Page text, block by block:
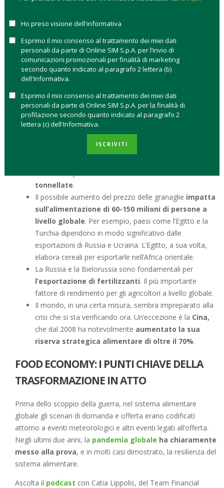
prodotti agricoli globali. Ma ciò che conta è che dall’area
di grano e del 65% di girasole
mercati sono sempre più ristretti e interconnessi, anche una
breve interruzione dell’offerta dovuta alla guerra ha un
impatto importante sul prezzo.
Nessuno sa oggi quanto durerà la guerra. McKinsey ha fatto
delle simulazioni su quale potrebbe essere l’impatto sul
mercato delle granaglie e dei fertilizzanti.
Se ilconflitto durasse fino a fine 2022 potrebbero
scomparire tra 19 milioni e 34 milioni di tonnellate
di produzione da esportazione di granaglie quest’anno.
tonnellate.
Il possibile aumento del prezzo delle granaglie impatta
sull’alimentazione di 60-150 milioni di persone a
livello globale. Per esempio, paesi come l’Egitto e la
Turchia dipendono in modo significativo dalle
esportazioni di Russia e Ucraina. L’Egitto, a sua volta,
elabora cereali per esportarle nell’Africa orientale.
La Russia e la Bielorussia sono fondamentali per
l’esportazione di fertilizzanti. Il più importante
fattore di rendimento per gli agricoltori a livello globale.
Il mondo, in una certa misura, sembra impreparato alla
crisi che si sta verificando ora. Un’eccezione è la Cina,
che dal 2008 ha notevolmente aumentato la sua
riserva strategica alimentare di oltre il 70%.
FOOD ECONOMY: I PUNTI CHIAVE DELLA
TRASFORMAZIONE IN ATTO
Prima dello scoppio della guerra, nel sistema alimentare
globale gli scenari di domanda e offerta erano codificati
attorno a eventi meteorologici e altri eventi legati all’offerta.
Negli ultimi due anni, la pandemia globale ha chiaramente
messo alla prova, e in molti casi dimostrato, la resilienza del
sistema alimentare.
Ascolta il podcast con Catia Lippolis, del Team Financial
Ho preso visione dell'informativa
Esprimo il mio consenso al trattamento dei miei dati
personali da parte di Online SIM S.p.A. per l’invio di
comunicazioni promozionali per finalità di marketing
secondo quanto indicato al paragrafo 2 lettera (b)
dell'Informativa.
Esprimo il mio consenso al trattamento dei miei dati
personali da parte di Online SIM S.p.A. per la finalità di
profilazione secondo quanto indicato al paragrafo 2
lettera (c) dell'Informativa.
ISCRIVITI